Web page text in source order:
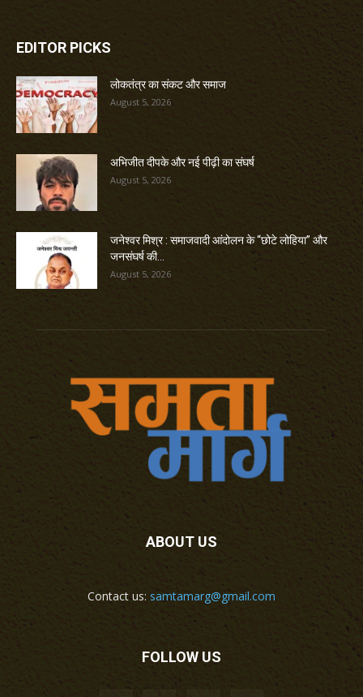
EDITOR PICKS
लोकतंत्र का संकट और समाज
August 5, 2026
अभिजीत दीपके और नई पीढ़ी का संघर्ष
August 5, 2026
जनेश्वर मिश्र : समाजवादी आंदोलन के “छोटे लोहिया” और
जनसंघर्ष की...
August 5, 2026
ABOUT US
Contact us: samtamarg@gmail.com
FOLLOW US